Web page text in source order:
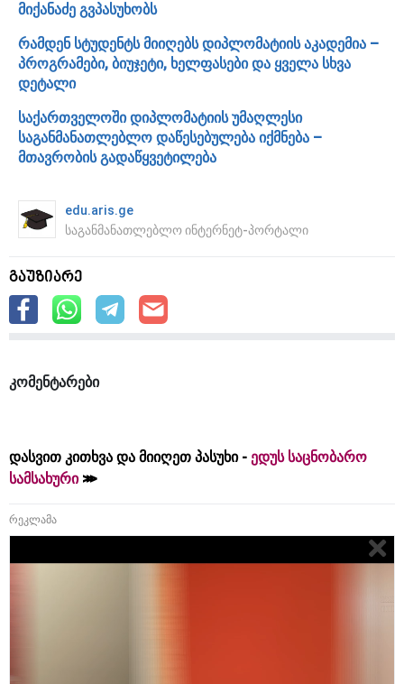
მიქანაძე გვპასუხობს
რამდენ სტუდენტს მიიღებს დიპლომატიის აკადემია –
პროგრამები, ბიუჯეტი, ხელფასები და ყველა სხვა
დეტალი
საქართველოში დიპლომატიის უმაღლესი
საგანმანათლებლო დაწესებულება იქმნება –
მთავრობის გადაწყვეტილება
edu.aris.ge
საგანმანათლებლო ინტერნეტ-პორტალი
გაუზიარე
კომენტარები
დასვით კითხვა და მიიღეთ პასუხი - ედუს საცნობარო
სამსახური
რეკლამა